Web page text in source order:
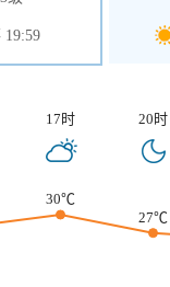
19:59
17时 20时
30℃
27℃